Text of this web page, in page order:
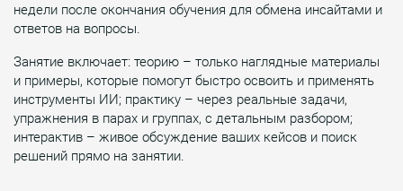
недели после окончания обучения для обмена инсайтами и
ответов на вопросы.
Занятие включает: теорию – только наглядные материалы
и примеры, которые помогут быстро освоить и применять
инструменты ИИ; практику – через реальные задачи,
упражнения в парах и группах, с детальным разбором;
интерактив – живое обсуждение ваших кейсов и поиск
решений прямо на занятии.